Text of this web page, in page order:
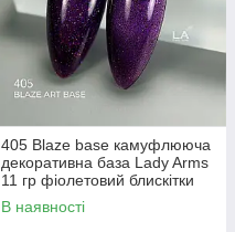
405 Blaze base камуфлююча
декоративна база Lady Arms
11 гр фіолетовий блискітки
В наявності